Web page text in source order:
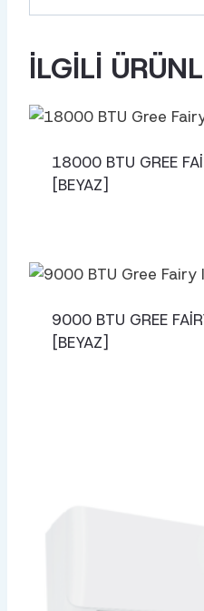
İLGILI
18000 BTU GREE
[BEYAZ]
9000 BTU GREE
[BEYAZ]